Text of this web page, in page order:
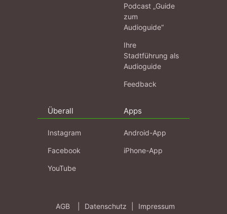
Podcast „Guide
zum
Audioguide“
Ihre
Stadtführung als
Audioguide
Feedback
Überall
Instagram
Facebook
YouTube
Apps
Android-App
iPhone-App
AGB Datenschutz Impressum